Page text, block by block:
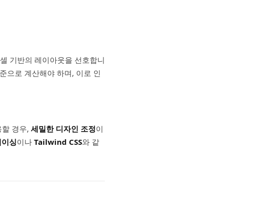
기반의 레이아웃을 선호합니
으로 계산해야 하며, 이로 인
경우, 세밀한 디자인 조정이
싱이나 Tailwind CSS와 같